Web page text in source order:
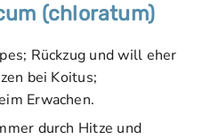
(chloratum)
Rückzug und will eher
bei Koitus;
Erwachen.
durch Hitze und